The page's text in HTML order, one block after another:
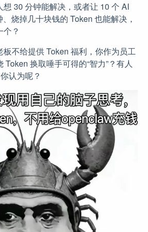
30 分钟能解决，或者让 10 个 AI
烧掉几十块钱的 Token 也能解决，
？
不给提供 Token 福利，你作为员工
Token 换取唾手可得的“智力”？有人
认为呢？